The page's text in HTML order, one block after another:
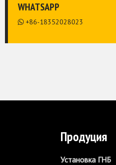
WHATSAPP
 +86-18352028023
Продуция
Установка ГНБ